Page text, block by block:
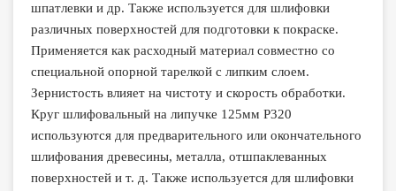
шпатлевки и др. Также используется для шлифовки
различных поверхностей для подготовки к покраске.
Применяется как расходный материал совместно со
специальной опорной тарелкой с липким слоем.
Зернистость влияет на чистоту и скорость обработки.
Круг шлифовальный на липучке 125мм P320
используются для предварительного или окончательного
шлифования древесины, металла, отшпаклеванных
поверхностей и т. д. Также используется для шлифовки